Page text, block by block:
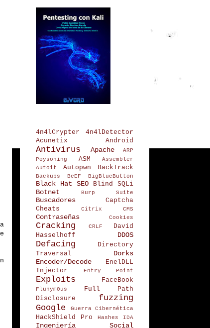
4n4lCrypter
4n4lDetector
Acunetix
Android
Antivirus Apache
ARP
Poysoning
ASM
Assembler
Autoit
Autopwn BackTrack
Backups BeEF BigBlueButton
Black Hat SEO Blind SQLi
Botnet Burp Suite
Buscadores
Captcha
Cheats
Citrix CMS
Contraseñas Cookies
Cracking CRLF
David
Hasselhoff
DDOS
Defacing
Directory
Traversal
Dorks
Encoder/Decode
EnelDLL
Injector
Entry Point
Exploits FaceBook
Flunym0us
Full Path
Disclosure
fuzzing
Google
Guerra Cibernética
HackShield Pro Hashes IDA
Ingeniería Social